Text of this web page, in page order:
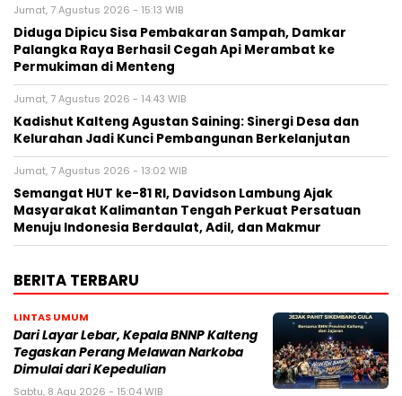
Jumat, 7 Agustus 2026 - 15:13 WIB
Diduga Dipicu Sisa Pembakaran Sampah, Damkar
Palangka Raya Berhasil Cegah Api Merambat ke
Permukiman di Menteng
Jumat, 7 Agustus 2026 - 14:43 WIB
Kadishut Kalteng Agustan Saining: Sinergi Desa dan
Kelurahan Jadi Kunci Pembangunan Berkelanjutan
Jumat, 7 Agustus 2026 - 13:02 WIB
Semangat HUT ke-81 RI, Davidson Lambung Ajak
Masyarakat Kalimantan Tengah Perkuat Persatuan
Menuju Indonesia Berdaulat, Adil, dan Makmur
BERITA TERBARU
LINTAS UMUM
Dari Layar Lebar, Kepala BNNP Kalteng
Tegaskan Perang Melawan Narkoba
Dimulai dari Kepedulian
Sabtu, 8 Agu 2026 - 15:04 WIB